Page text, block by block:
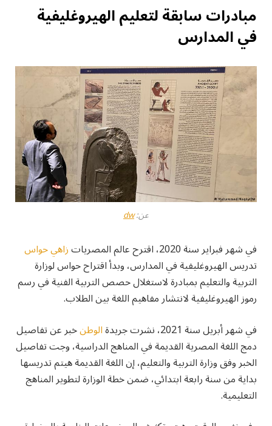
مبادرات سابقة لتعليم الهيروغليفية
في المدارس
عن:dw
في شهر فبراير سنة 2020، اقترح عالم المصريات زاهي حواس
تدريس الهيروغليفية في المدارس، وبدأ اقتراح حواس لوزارة
التربية والتعليم بمبادرة لاستغلال حصص التربية الفنية في رسم
رموز الهيروغليفية لانتشار مفاهيم اللغة بين الطلاب.
في شهر أبريل سنة 2021، نشرت جريدة
الوطنخبر عن تفاصيل
دمج اللغة المصرية القديمة في المناهج الدراسية، وجت تفاصيل
الخبر وفق وزارة التربية والتعليم، إن اللغة القديمة هيتم تدريسها
بداية من سنة رابعة ابتدائي، ضمن خطة الوزارة لتطوير المناهج
التعليمية.